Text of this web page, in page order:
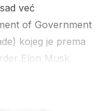
već
of Government
kojeg je prema
Elon Musk.